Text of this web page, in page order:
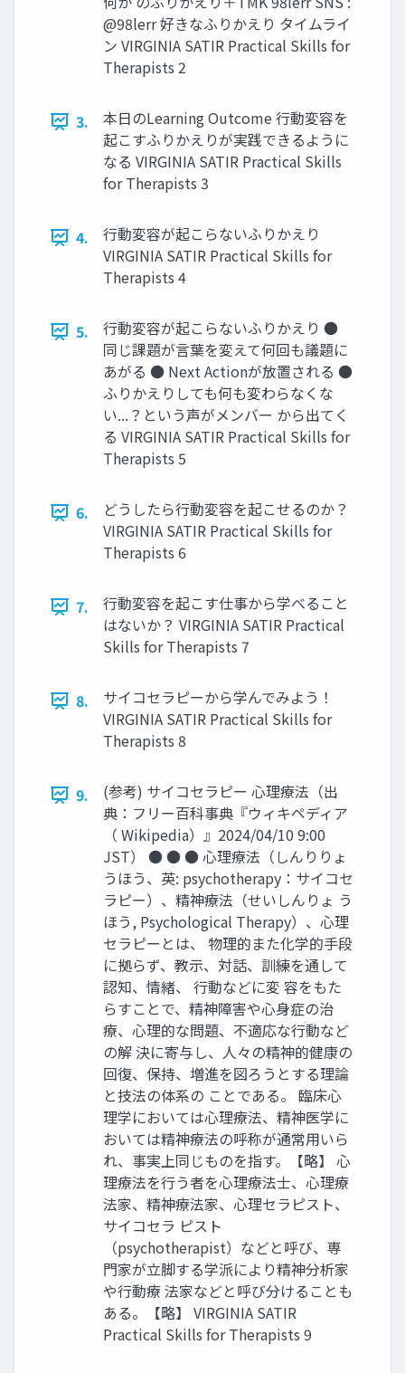
@98lerr 好きなふりかえり タイムライ
ン VIRGINIA SATIR Practical Skills for
Therapists 2
3.
本日のLearning Outcome 行動変容を
起こすふりかえりが実践できるように
なる VIRGINIA SATIR Practical Skills
for Therapists 3
4.
行動変容が起こらないふりかえり
VIRGINIA SATIR Practical Skills for
Therapists 4
5.
行動変容が起こらないふりかえり ●
同じ課題が言葉を変えて何回も議題に
あがる ● Next Actionが放置される ●
ふりかえりしても何も変わらなくな
い...？という声がメンバー から出てく
る VIRGINIA SATIR Practical Skills for
Therapists 5
6.
どうしたら行動変容を起こせるのか？
VIRGINIA SATIR Practical Skills for
Therapists 6
7.
行動変容を起こす仕事から学べること
はないか？ VIRGINIA SATIR Practical
Skills for Therapists 7
8.
サイコセラピーから学んでみよう！
VIRGINIA SATIR Practical Skills for
Therapists 8
9.
(参考) サイコセラピー 心理療法（出
典：フリー百科事典『ウィキペディア
（ Wikipedia）』2024/04/10 9:00
JST） ● ● ● 心理療法（しんりりょ
うほう、英: psychotherapy：サイコセ
ラピー）、精神療法（せいしんりょ う
ほう, Psychological Therapy）、心理
セラピーとは、 物理的また化学的手段
に拠らず、教示、対話、訓練を通して
認知、情緒、 行動などに変 容をもた
らすことで、精神障害や心身症の治
療、心理的な問題、不適応な行動など
の解 決に寄与し、人々の精神的健康の
回復、保持、増進を図ろうとする理論
と技法の体系の ことである。 臨床心
理学においては心理療法、精神医学に
おいては精神療法の呼称が通常用いら
れ、事実上同じものを指す。【略】 心
理療法を行う者を心理療法士、心理療
法家、精神療法家、心理セラピスト、
サイコセラ ピスト
（psychotherapist）などと呼び、専
門家が立脚する学派により精神分析家
や行動療 法家などと呼び分けることも
ある。【略】 VIRGINIA SATIR
Practical Skills for Therapists 9